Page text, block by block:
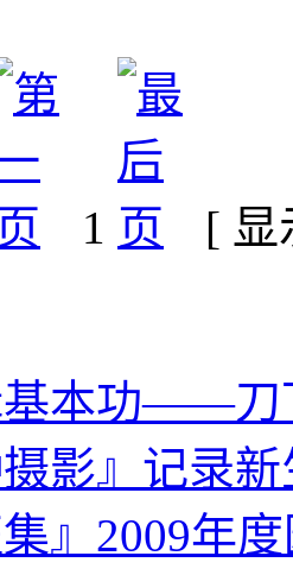
1 [
基本功——刀
摄影』记录
集』2009年